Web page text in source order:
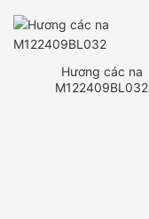
Hương các na
M122409BL032